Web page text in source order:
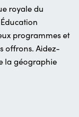
royale du
programmes et
offrons. Aidez-
la géographie